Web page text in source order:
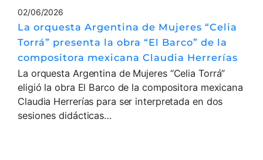
02/06/2026
La orquesta Argentina de Mujeres “Celia
Torrá” presenta la obra “El Barco” de la
compositora mexicana Claudia Herrerías
La orquesta Argentina de Mujeres “Celia Torrá”
eligió la obra El Barco de la compositora mexicana
Claudia Herrerías para ser interpretada en dos
sesiones didácticas…